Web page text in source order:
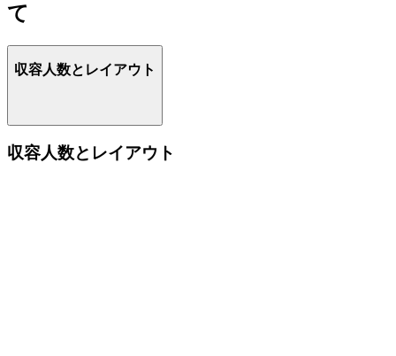
て
収容人数とレイアウト
収容人数とレイアウト